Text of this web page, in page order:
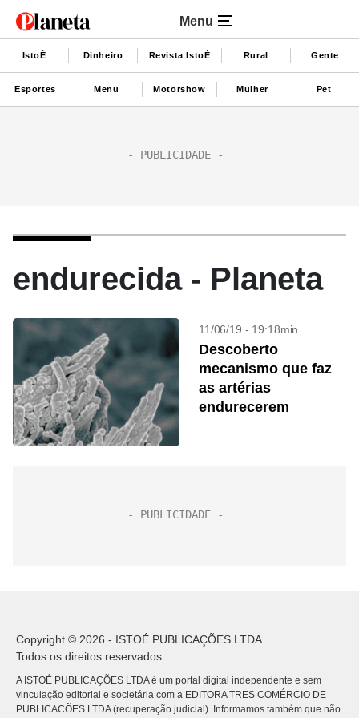
Menu
IstoÉ Dinheiro Revista IstoÉ Rural Gente
Esportes Menu Motorshow Mulher Pet
endurecida - Planeta
11/06/19 - 19:18min
Descoberto
mecanismo que faz
as artérias
endurecerem
Copyright © 2026 - ISTOÉ PUBLICAÇÕES LTDA
Todos os direitos reservados.
A ISTOÉ PUBLICAÇÕES LTDA é um portal digital independente e sem
vinculação editorial e societária com a EDITORA TRES COMÉRCIO DE
PUBLICACÕES LTDA (recuperação judicial). Informamos também que não